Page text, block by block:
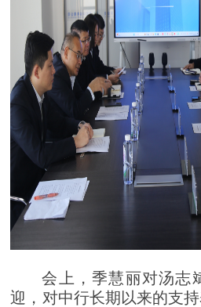
会上，季慧丽对汤志
迎，对中行长期以来的支